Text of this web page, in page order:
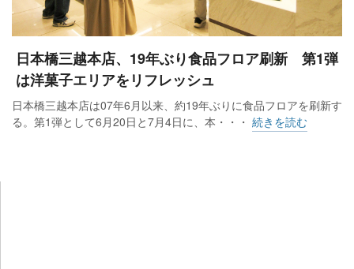
日本橋三越本店、19年ぶり食品フロア刷新 第1弾
は洋菓子エリアをリフレッシュ
日本橋三越本店は07年6月以来、約19年ぶりに食品フロアを刷新す
る。第1弾として6月20日と7月4日に、本・・・ 続きを読む